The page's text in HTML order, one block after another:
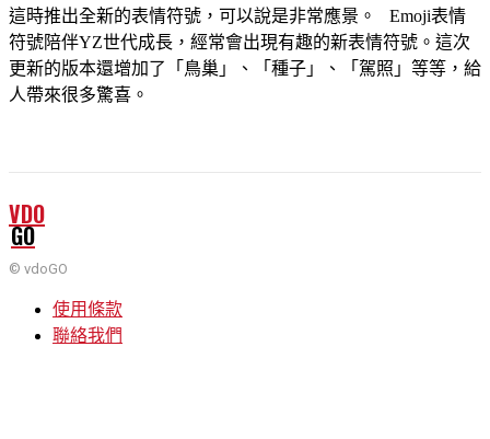
這時推出全新的表情符號，可以說是非常應景。 Emoji表情
符號陪伴YZ世代成長，經常會出現有趣的新表情符號。這次
更新的版本還增加了「鳥巢」、「種子」、「駕照」等等，給
人帶來很多驚喜。
VDO
GO
© vdoGO
使用條款
聯絡我們